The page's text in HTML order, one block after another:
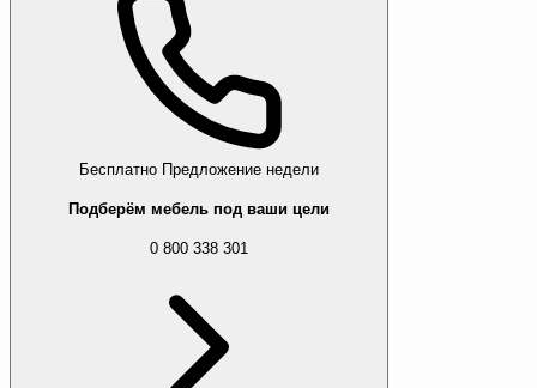
Бесплатно Предложение недели
Подберём мебель под ваши цели
0 800 338 301